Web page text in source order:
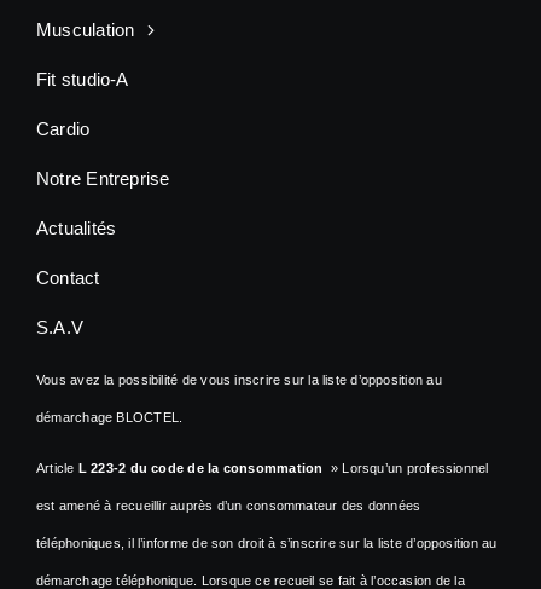
Musculation
Fit studio-A
Cardio
Notre Entreprise
Actualités
Contact
S.A.V
Vous avez la possibilité de vous inscrire sur la liste d’opposition au
démarchage BLOCTEL.
Article L 223-2 du code de la consommation » Lorsqu’un professionnel
est amené à recueillir auprès d’un consommateur des données
téléphoniques, il l’informe de son droit à s’inscrire sur la liste d’opposition au
démarchage téléphonique. Lorsque ce recueil se fait à l’occasion de la